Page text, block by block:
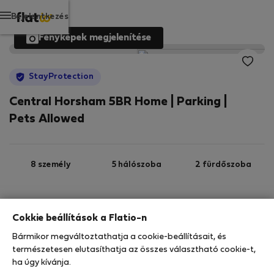
Bejelentkezés
Fényképek megjelenítése
StayProtection
Central Horsham 5BR Home | Parking |
Pets Allowed
8 személy 5 hálószoba 2 fürdőszoba
StayProtection Stay Benefits
Az ebben az ingatlanban való tartózkodását a
Cokkie beállítások a Flatio-n
Bármikor megváltoztathatja a cookie-beállításait, és
természetesen elutasíthatja az összes választható cookie-t,
ha úgy kívánja.